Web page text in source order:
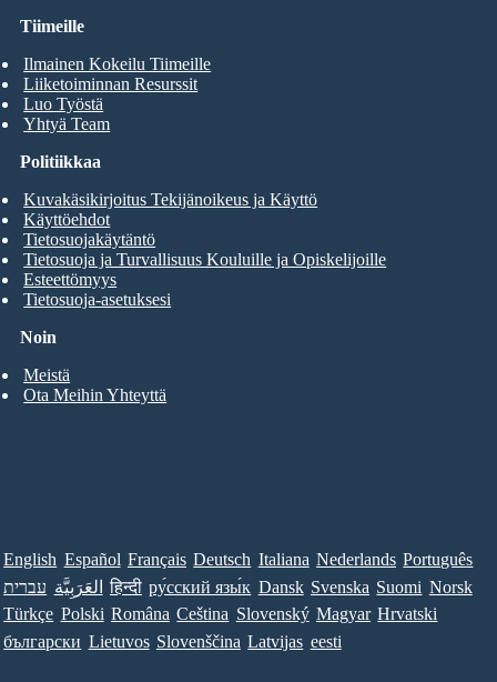
Tiimeille
Ilmainen Kokeilu Tiimeille
Liiketoiminnan Resurssit
Luo Työstä
Yhtyä Team
Noin
Meistä
Ota Meihin Yhteyttä
Politiikkaa
Kuvakäsikirjoitus Tekijänoikeus ja Käyttö
Käyttöehdot
Tietosuojakäytäntö
Tietosuoja ja Turvallisuus Kouluille ja Opiskelijoille
Esteettömyys
Tietosuoja-asetuksesi
English Español Français Deutsch Italiana Nederlands Português
עברית العَرَبِيَّة हिन्दी ру́сский язы́к Dansk Svenska Suomi Norsk
Türkçe Polski Româna Ceština Slovenský Magyar Hrvatski
български Lietuvos Slovenščina Latvijas eesti